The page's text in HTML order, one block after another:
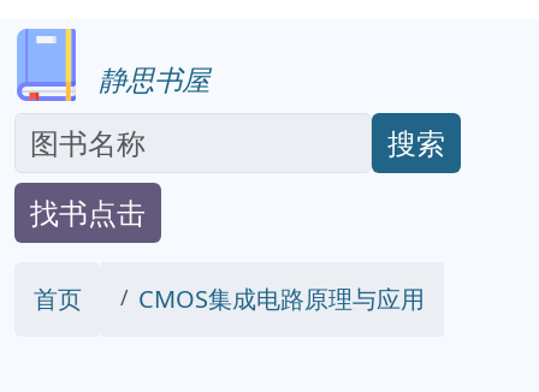
静思书屋
搜索
找书点击
首页 CMOS集成电路原理与应用